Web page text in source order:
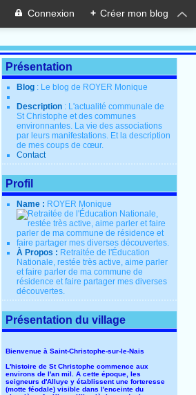
Connexion + Créer mon blog
Présentation
Blog : Le blog de ROYER Monique
Description : L'actualité communale de
St Christophe et des communes
environnantes. La vie des associations
par leurs manifestations. Et la description
de mes coups de cœur.
Contact
Profil
Name : ROYER Monique
À Propos : Retraitée de l'Éducation
Nationale, restée très active, aime parler
et faire parler de ma commune de
résidence et faire partager mes diverses
découvertes.
Présentation du village
Bienvenue à Saint-Christophe-sur-le-Nais
L'histoire de St Christophe commence aux
environs de l'an mil. A cette époque, les
seigneurs d'Alluye y établissent une forteresse
(motte féodale) visible dans l'enceinte du